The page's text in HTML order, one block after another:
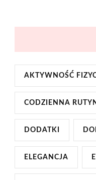
AKTYWNOŚĆ
CODZIENNA
DODATKI
ELEGANCJA